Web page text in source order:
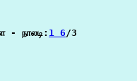
- நாலடி: 1 6/3